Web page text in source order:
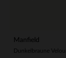
Manfield